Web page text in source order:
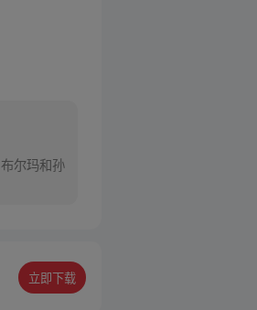
尔玛和孙
立即下载